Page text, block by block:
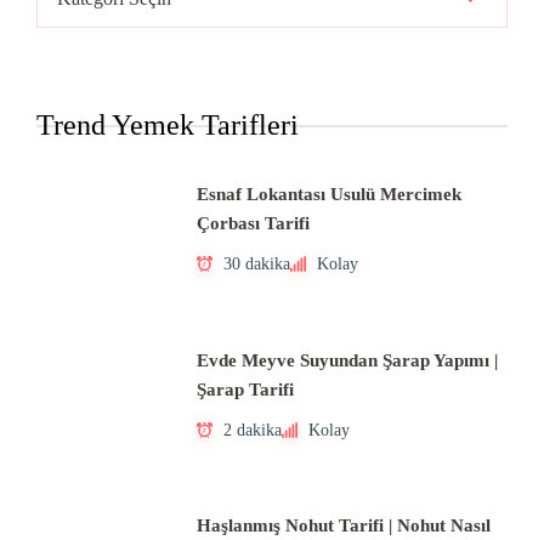
Mutfakları
Trend Yemek Tarifleri
Esnaf Lokantası Usulü Mercimek
Çorbası Tarifi
30 dakika Kolay
Evde Meyve Suyundan Şarap Yapımı |
Şarap Tarifi
2 dakika Kolay
Haşlanmış Nohut Tarifi | Nohut Nasıl